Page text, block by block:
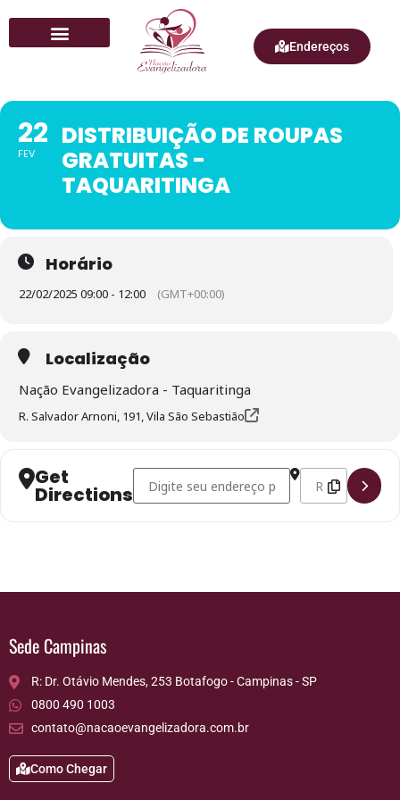
Endereços
22
FEV
DISTRIBUIÇÃO DE ROUPAS
GRATUITAS -
TAQUARITINGA
Horário
22/02/2025 09:00 - 12:00 (GMT+00:00)
Localização
Nação Evangelizadora - Taquaritinga
R. Salvador Arnoni, 191, Vila São Sebastião
Get
Directions
Address - Distribuição de Roupas Gratuitas -
Destination
Sede Campinas
R: Dr. Otávio Mendes, 253 Botafogo - Campinas - SP
0800 490 1003
contato@nacaoevangelizadora.com.br
Como Chegar